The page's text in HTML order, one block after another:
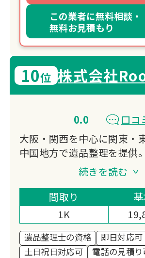
この業者に無料相談・
無料お見積もり
10位 株式会社
0.0
口コ
大阪・関西を中心に関東・
中国地方で遺品整理を提供。
買取強化で費用を抑え、買
のも海外へ寄付。
遺品整理士資格保有のプロ
応。
1万件以上の実績で顧客満
続きを読む
間取り
1K
遺品整理士の資格
即日対応可
土日祝日対応可
電話の見積り